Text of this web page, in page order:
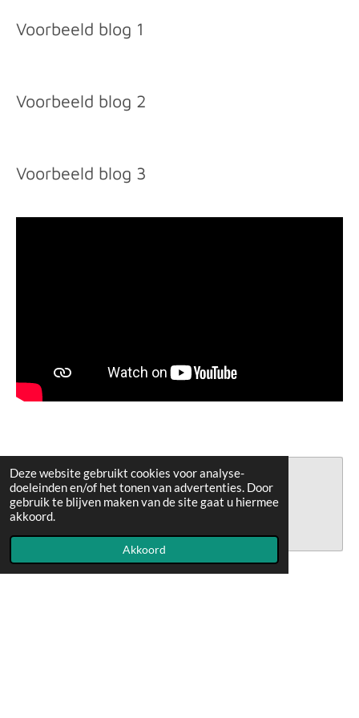
Deze website gebruikt cookies voor analyse-
doeleinden en/of het tonen van advertenties. Door
gebruik te blijven maken van de site gaat u hiermee
akkoord.
Akkoord
Voorbeeld blog 1
Voorbeeld blog 2
Voorbeeld blog 3
Maak jouw eigen website met
JouwWeb